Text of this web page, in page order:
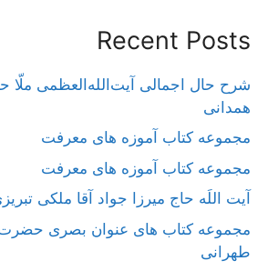
Recent Posts
شرح حال اجمالی آیت‌الله‌العظمی ملّا
همدانی
مجموعه کتاب آموزه های معرفت
مجموعه کتاب آموزه های معرفت
آیت اللَه حاج میرزا جواد آقا ملکی
مجموعه کتاب های عنوان بصری حضرت
طهرانی